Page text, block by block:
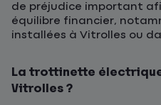
de préjudice important
équilibre financier,
installées à Vitrolles ou
La trottinette
Vitrolles ?